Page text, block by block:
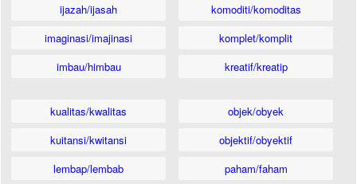
ijazah/ijasah
imaginasi/imajinasi
imbau/himbau
komoditi/komoditas
komplet/komplit
kreatif/kreatip
kualitas/kwalitas
kuitansi/kwitansi
lembap/lembab
objek/obyek
objektif/obyektif
paham/faham